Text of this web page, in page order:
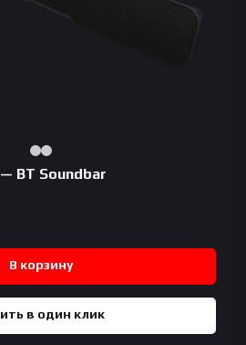
— BT Soundbar
В корзину
в один клик